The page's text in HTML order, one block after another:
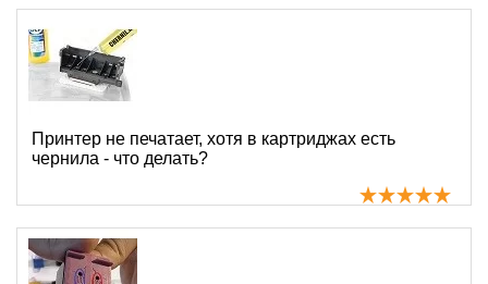
Принтер не печатает, хотя в картриджах есть
чернила - что делать?